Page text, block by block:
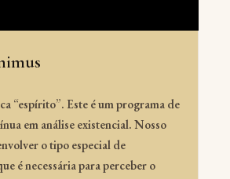
“espírito”. Este é um programa de
em análise existencial. Nosso
o tipo especial de
é necessária para perceber o